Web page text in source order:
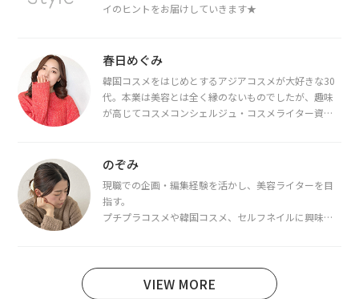
イのヒントをお届けしていきます★
春日めぐみ
韓国コスメをはじめとするアジアコスメが大好きな30
代。本業は美容とは全く縁のないものでしたが、趣味
が高じてコスメコンシェルジュ・コスメライター資格
断・骨格診断によるイメージコンサルティングも行っ
のぞみ
現職での企画・編集経験を活かし、美容ライターを目
指す。
プチプラコスメや韓国コスメ、セルフネイルに興味が
日本化粧品検定1級保有。
VIEW MORE